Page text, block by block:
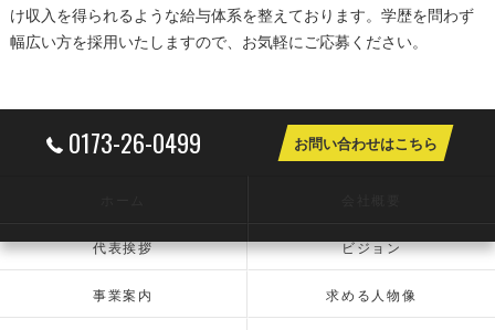
け収入を得られるような給与体系を整えております。学歴を問わず
幅広い方を採用いたしますので、お気軽にご応募ください。
0173-26-0499 お問い合わせはこちら
代表挨拶 ビジョン
事業案内 求める人物像